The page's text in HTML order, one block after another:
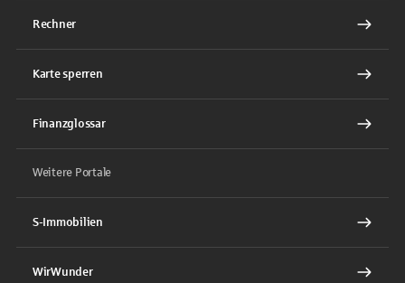
Rechner
Karte sperren
Finanzglossar
Weitere Portale
S-Immobilien
WirWunder